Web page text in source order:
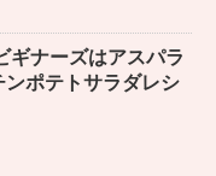
ギナーズはアスパラ
ポテトサラダレシ